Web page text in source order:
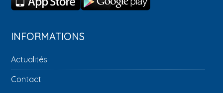
INFORMATIONS
Actualités
Contact